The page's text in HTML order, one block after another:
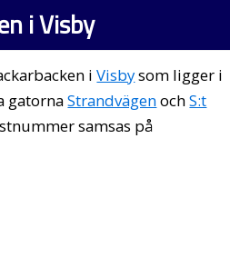
i Visby
iVisbysom ligger i
gatornaStrandvägenochS:t
samsas på